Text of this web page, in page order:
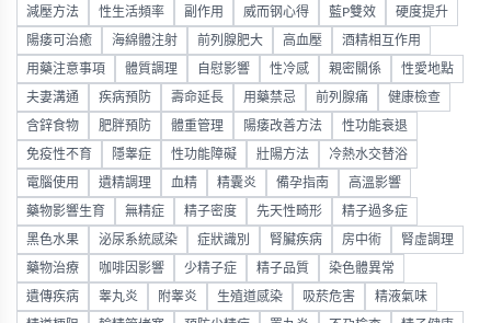
減壓方法 性生活頻率 副作用 威而钢心得 藍P雙效 硬度提升
陽痿可治癒 海綿體注射 前列腺肥大 高血壓 酒精相互作用
用藥注意事項 體質調理 自慰影響 性冷感 親密關係 性愛地點
夫妻溝通 疾病預防 壽命延長 用藥禁忌 前列腺痛 健康檢查
含鋅食物 肥胖預防 體重管理 陽痿改善方法 性功能衰退
免疫性不育 隱睾症 性功能障礙 壯陽方法 冷熱水交替浴
電腦使用 遺精調理 血精 精囊炎 備孕指南 高溫影響
藥物影響生育 無精症 精子密度 先天性畸形 精子過多症
黑色水果 泌尿系統感染 症狀識別 腎臟疾病 房中術 腎虛調理
藥物治療 咖啡因影響 少精子症 精子品質 染色體異常
遺傳疾病 睾丸炎 附睾炎 生殖道感染 吸菸危害 精液氣味